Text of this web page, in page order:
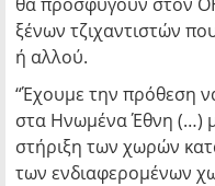
ξένων τζιχαντιστών
ή αλλού.
“Έχουμε την πρόθεση
στα Ηνωμένα Έθνη (…)
στήριξη των χωρών
των ενδιαφερομένων